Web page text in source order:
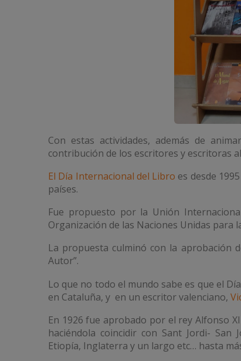
Con estas actividades, además de
contribución de los escritores y escritoras
El Día Internacional del Libro es desde
países.
Fue propuesto por la Unión
Organización de las Naciones Unidas para
La propuesta culminó con la aprobación
Autor”.
Lo que no todo el mundo sabe es que el
en Cataluña, y en un escritor valenciano,
En 1926 fue aprobado por el rey Alfonso
haciéndola coincidir con Sant Jordi-
Etiopía, Inglaterra y un largo etc… hasta